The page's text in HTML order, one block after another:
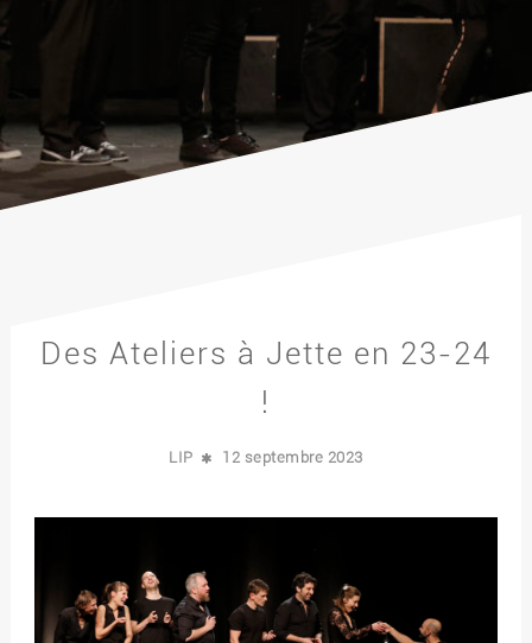
Des Ateliers à Jette en 23-24
!
LIP 12 septembre 2023